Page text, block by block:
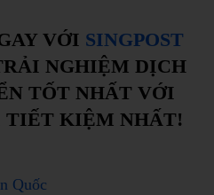
VỚI SINGPOST
NGHIỆM DỊCH
TỐT NHẤT VỚI
TIẾT KIỆM NHẤT!
Quốc